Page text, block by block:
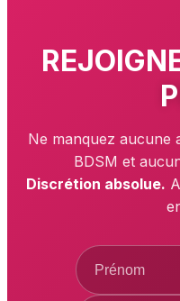
Ne manquez aucune
BDSM et
Discrétion absolue.